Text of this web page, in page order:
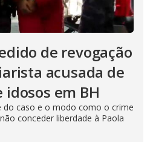
de revogação
acusada de
em BH
do caso e o modo como o crime
conceder liberdade à Paola